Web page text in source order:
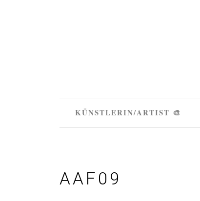
KÜNSTLERIN/ARTIST 🎨
AAF09